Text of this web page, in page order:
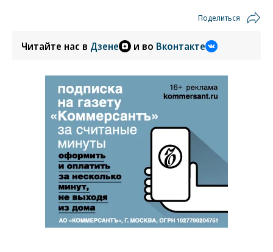
Поделиться
Читайте нас в Дзене и во Вконтакте